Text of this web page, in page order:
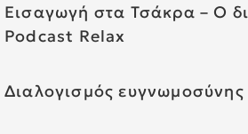
Εισαγωγή στα Τσάκρα – O
Podcast Relax
Διαλογισμός